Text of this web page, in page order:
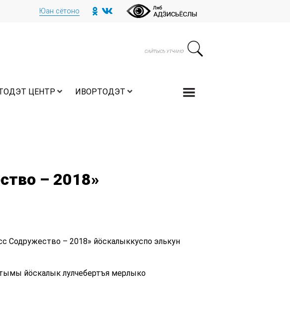
Юан сётоно
ЦЕНТР ИВОРТОДЭТ
– 2018»
Содружество – 2018» йӧскалыккуспо элькун
йӧскалык лулчебертъя мерлыко